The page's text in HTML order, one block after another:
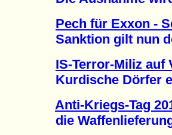
Pech für Exxon -
Sanktion gilt nun
IS-Terror-Miliz auf
Kurdische Dörfer
Anti-Kriegs-Tag
die Waffenlieferung